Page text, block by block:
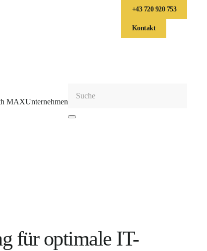
+43 720 920 753
Kontakt
MAXUnternehmen
für optimale IT-